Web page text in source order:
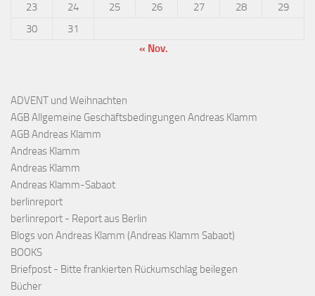
23
24 25 26 27 28
29
30
31
« Nov.
ADVENT und Weihnachten
AGB Allgemeine Geschäftsbedingungen Andreas Klamm
AGB Andreas Klamm
Andreas Klamm
Andreas Klamm
Andreas Klamm-Sabaot
berlinreport
berlinreport - Report aus Berlin
Blogs von Andreas Klamm (Andreas Klamm Sabaot)
BOOKS
Briefpost - Bitte frankierten Rückumschlag beilegen
Bücher